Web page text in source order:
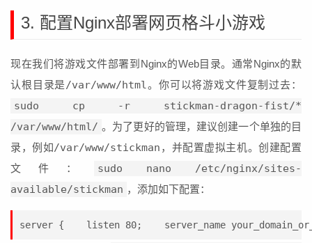
3. 配置Nginx部署网页格斗小游戏
现在我们将游戏文件部署到Nginx的Web目录。通常Nginx的默
认根目录是/var/www/html。你可以将游戏文件复制过去：
sudo cp -r stickman-dragon-fist/*
/var/www/html/ 。为了更好的管理，建议创建一个单独的目
录，例如/var/www/stickman ，并配置虚拟主机。创建配置
文件：
sudo nano /etc/nginx/sites-
available/stickman ，添加如下配置：
server {    listen 80;    server_name